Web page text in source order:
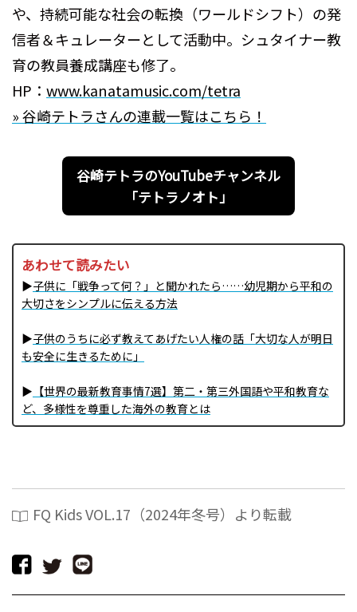
や、持続可能な社会の転換（ワールドシフト）の発
信者＆キュレーターとして活動中。シュタイナー教
育の教員養成講座も修了。
HP： www.kanatamusic.com/tetra
» 谷崎テトラさんの連載一覧はこちら！
谷崎テトラのYouTubeチャンネル
「テトラノオト」
あわせて読みたい
▶子供に「戦争って何？」と聞かれたら……幼児期から平和の
大切さをシンプルに伝える方法
▶子供のうちに必ず教えてあげたい人権の話「大切な人が明日
も安全に生きるために」
▶ 【世界の最新教育事情7選】第二・第三外国語や平和教育な
ど、多様性を尊重した海外の教育とは
FQ Kids VOL.17（2024年冬号）より転載